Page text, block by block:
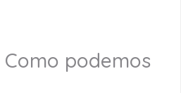
Como podemos